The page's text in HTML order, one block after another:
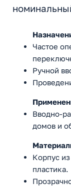
Частое
Ручной
Вводно-
домов и
Корпус
пластика.